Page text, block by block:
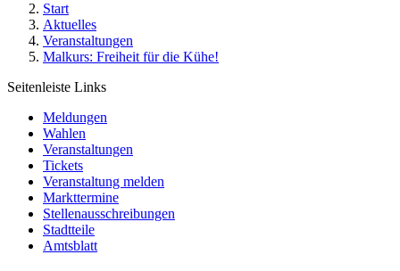
Start
Aktuelles
Veranstaltungen
Malkurs: Freiheit für die Kühe!
Seitenleiste Links
Meldungen
Wahlen
Veranstaltungen
Tickets
Veranstaltung melden
Markttermine
Stellenausschreibungen
Stadtteile
Amtsblatt